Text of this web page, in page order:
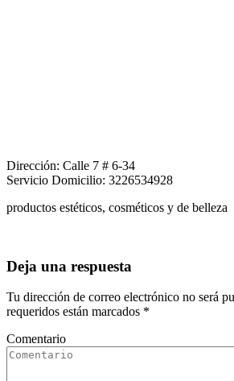
Dirección: Calle 7 # 6-34
Servicio Domicilio: 3226534928
productos estéticos, cosméticos y de belleza
Deja una respuesta
Tu dirección de correo electrónico no será
requeridos están marcados *
Comentario